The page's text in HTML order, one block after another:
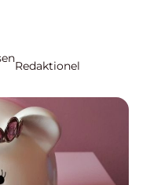
Redaktionel